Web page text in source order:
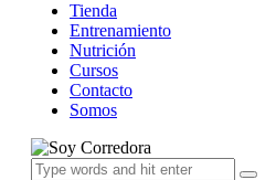
Tienda
Entrenamiento
Nutrición
Cursos
Contacto
Somos